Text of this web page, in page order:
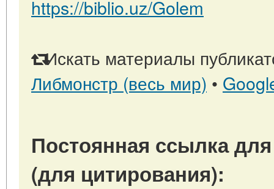
https://biblio.uz/Golem
Искать материалы
Либмонстр (весь мир) •
Постоянная ссылка
(для цитирования):